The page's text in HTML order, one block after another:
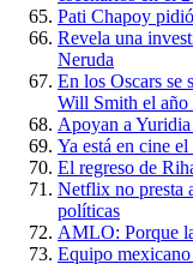
Pati Chapoy
Revela una
Neruda
En los Oscars se
Will Smith el año
Apoyan a
Ya está en cine
El regreso de
Netflix no presta
políticas
AMLO: Porque
Equipo